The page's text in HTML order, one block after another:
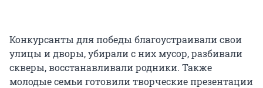
Конкурсанты для победы благоустраивали свои
улицы и дворы, убирали с них мусор, разбивали
скверы, восстанавливали родники. Также
молодые семьи готовили творческие презентации